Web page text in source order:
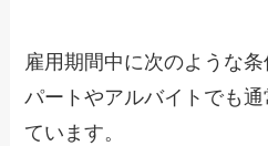
雇用期間中に次のような条
パートやアルバイトでも
ています。